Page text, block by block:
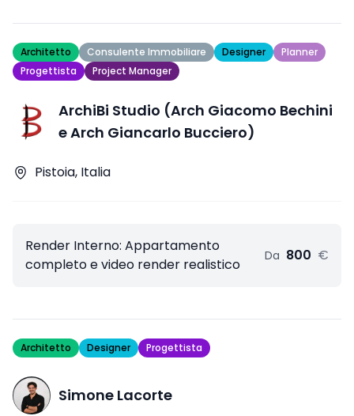
Architetto Consulente Immobiliare Designer
Planner
Progettista
Project Manager
ArchiBi Studio (Arch Giacomo Bechini
e Arch Giancarlo Bucciero)
Pistoia, Italia
Render Interno: Appartamento
completo e video render realistico
Da 800 €
Architetto Designer Progettista
Simone Lacorte